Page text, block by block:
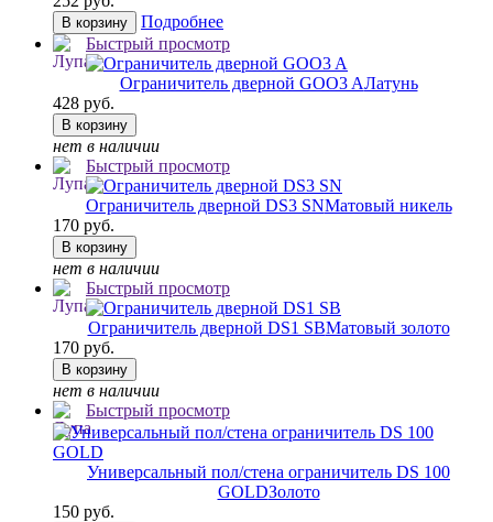
В корзину
Подробнее
Быстрый просмотр
Ограничитель дверной GOO3 AЛатунь
428 руб.
В корзину
нет в наличии
Быстрый просмотр
Ограничитель дверной DS3 SNМатовый никель
170 руб.
В корзину
нет в наличии
Быстрый просмотр
Ограничитель дверной DS1 SBМатовый золото
170 руб.
В корзину
нет в наличии
Быстрый просмотр
Универсальный пол/стена ограничитель DS 100
GOLDЗолото
150 руб.